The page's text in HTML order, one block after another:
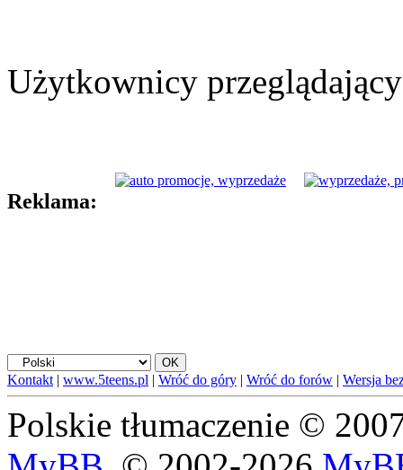
Użytkownicy
Reklama:
Kontakt | www.5teens.pl | Wróć do góry | Wróć do forów | Wersja
Polskie tłumaczenie ©